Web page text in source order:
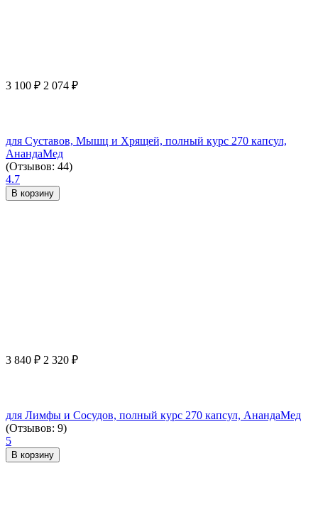
3 100 ₽ 2 074 ₽
для Суставов, Мышц и Хрящей, полный курс 270 капсул,
АнандаМед
(Отзывов: 44)
4.7
В корзину
3 840 ₽ 2 320 ₽
для Лимфы и Сосудов, полный курс 270 капсул, АнандаМед
(Отзывов: 9)
5
В корзину